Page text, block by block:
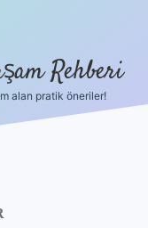
Rehberi
alan pratik öneriler!